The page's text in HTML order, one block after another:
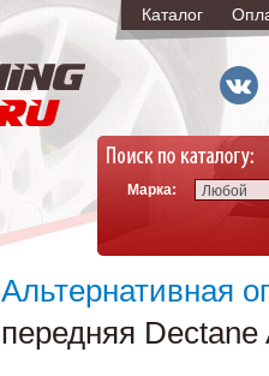
Каталог
Марка: Любой
Альтернативная
передняя